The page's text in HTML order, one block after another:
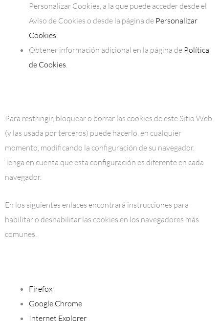
Personalizar Cookies, a la que puede acceder desde el
Aviso de Cookies o desde la página de Personalizar
Cookies
Obtener información adicional en la página de Política
de Cookies
Para restringir, bloquear o borrar las cookies de este Sitio Web
(y las usada por terceros) puede hacerlo, en cualquier
momento, modificando la configuración de su navegador.
Tenga en cuenta que esta configuración es diferente en cada
navegador.
En los siguientes enlaces encontrará instrucciones para
habilitar o deshabilitar las cookies en los navegadores más
comunes.
Firefox
Google Chrome
Internet Explorer